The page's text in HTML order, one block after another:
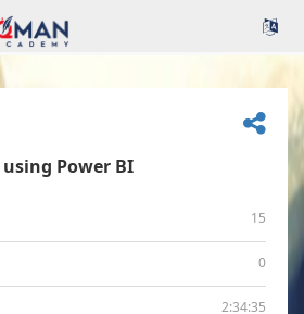
using Power BI
15
0
2:34:35